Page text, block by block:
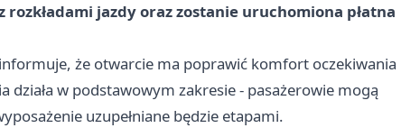
jazdy oraz zostanie uruchomiona płatna
informuje, że otwarcie ma poprawić komfort oczekiwania
działa w podstawowym zakresie - pasażerowie mogą
uzupełniane będzie etapami.